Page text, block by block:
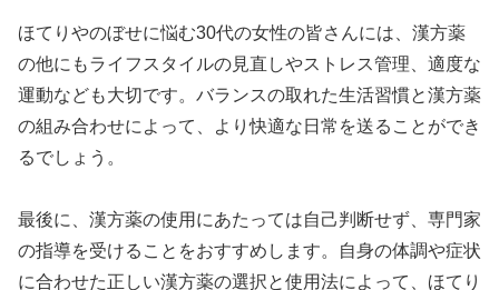
ほてりやのぼせに悩む30代の女性の皆さんには、漢方薬
の他にもライフスタイルの見直しやストレス管理、適度な
運動なども大切です。バランスの取れた生活習慣と漢方薬
の組み合わせによって、より快適な日常を送ることができ
るでしょう。
最後に、漢方薬の使用にあたっては自己判断せず、専門家
の指導を受けることをおすすめします。自身の体調や症状
に合わせた正しい漢方薬の選択と使用法によって、ほてり